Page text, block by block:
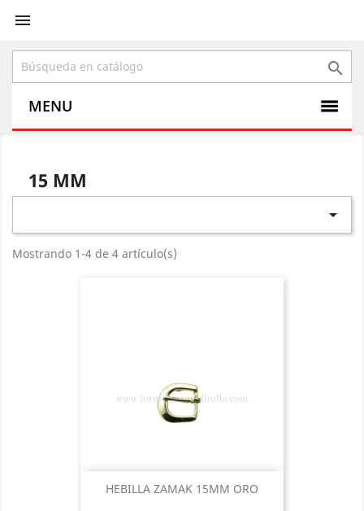


MENU
15 MM

Mostrando 1-4 de 4 artículo(s)
HEBILLA ZAMAK 15MM ORO